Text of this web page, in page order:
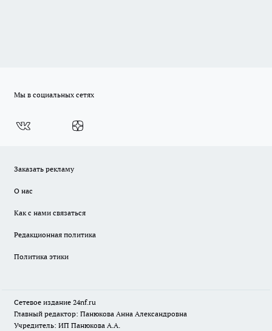
Мы в социальных сетях
Заказать рекламу
О нас
Как с нами связаться
Редакционная политика
Политика этики
Сетевое издание 24nf.ru
Главный редактор: Панюкова Анна Александровна
Учредитель: ИП Панюкова А.А.